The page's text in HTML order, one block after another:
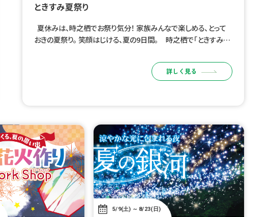
ときすみ夏祭り
夏休みは、時之栖でお祭り気分！ 家族みんなで楽しめる、とって
おきの夏祭り。 笑顔はじける、夏の9日間。 時之栖で「ときすみ夏
詳しく見る
5/9(土) ～ 8/23(日)